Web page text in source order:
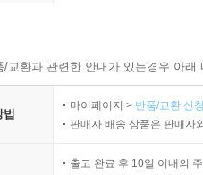
교환과 관련한 안내가 있는경우 아
마이페이지 > 반품/교환 신
판매자 배송 상품은 판매자
출고 완료 후 10일 이내의